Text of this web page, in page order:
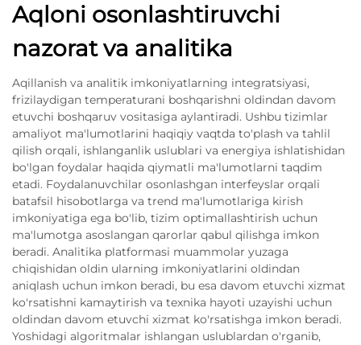
Aqloni osonlashtiruvchi
nazorat va analitika
Aqillanish va analitik imkoniyatlarning integratsiyasi,
frizilaydigan temperaturani boshqarishni oldindan davom
etuvchi boshqaruv vositasiga aylantiradi. Ushbu tizimlar
amaliyot ma'lumotlarini haqiqiy vaqtda to'plash va tahlil
qilish orqali, ishlanganlik uslublari va energiya ishlatishidan
bo'lgan foydalar haqida qiymatli ma'lumotlarni taqdim
etadi. Foydalanuvchilar osonlashgan interfeyslar orqali
batafsil hisobotlarga va trend ma'lumotlariga kirish
imkoniyatiga ega bo'lib, tizim optimallashtirish uchun
ma'lumotga asoslangan qarorlar qabul qilishga imkon
beradi. Analitika platformasi muammolar yuzaga
chiqishidan oldin ularning imkoniyatlarini oldindan
aniqlash uchun imkon beradi, bu esa davom etuvchi xizmat
ko'rsatishni kamaytirish va texnika hayoti uzayishi uchun
oldindan davom etuvchi xizmat ko'rsatishga imkon beradi.
Yoshidagi algoritmalar ishlangan uslublardan o'rganib,